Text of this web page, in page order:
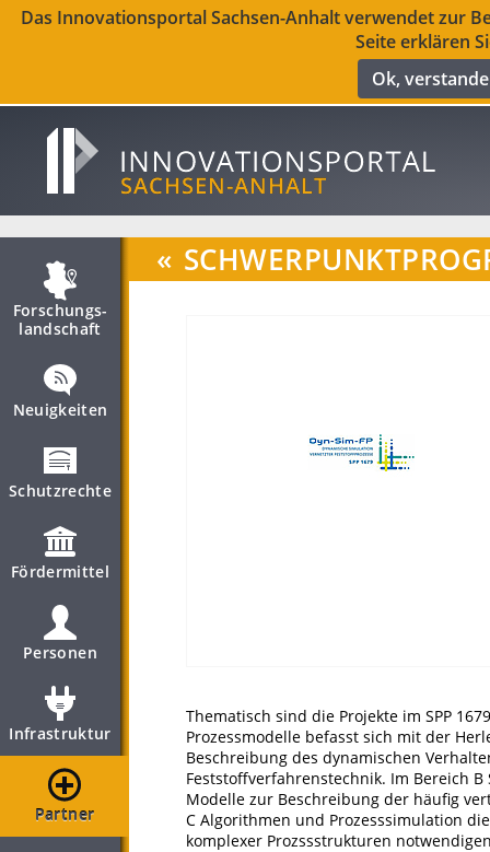
Das Innovationsportal Sachsen-Anhalt verwendet zur
Seite erklären
Ok,
Forschungs­
landschaft
Neuigkeiten
Schutzrechte
Fördermittel
Personen
Infrastruktur
Partner
«
Thematisch sind die Projekte im SPP
Prozessmodelle befasst sich mit der
Beschreibung des dynamischen
Feststoffverfahrenstechnik. Im Bereich
Modelle zur Beschreibung der häufig
C Algorithmen und Prozesssimulation
komplexer Prozssstrukturen